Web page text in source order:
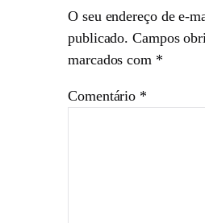
O seu endereço de e-
publicado. Campos
marcados com *
Comentário *